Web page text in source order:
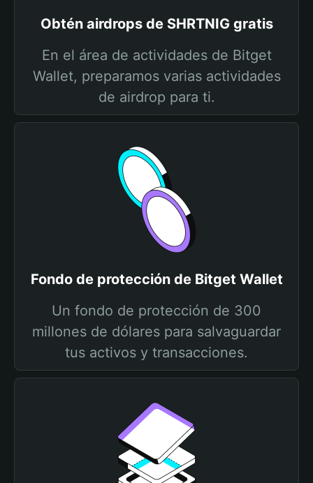
Obtén airdrops de SHRTNIG gratis
En el área de actividades de Bitget
Wallet, preparamos varias actividades
de airdrop para ti.
Fondo de protección de Bitget Wallet
Un fondo de protección de 300
millones de dólares para salvaguardar
tus activos y transacciones.